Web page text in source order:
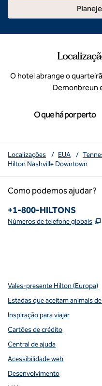
O hotel abrange o
Demonbreun
O que há por perto
Localizações / EUA /
Hilton Nashville Downtown
Como podemos ajudar?
Telefone:
+1-800-HILTONS
Números de telefone globais ,
Vales-presente Hilton (Europa)
Estadas que aceitam animais
Inspiração para viajar
Cartões de crédito
Central de ajuda
Acessibilidade web
Desenvolvimento